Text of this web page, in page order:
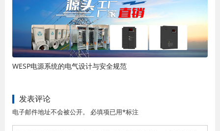
WESP电源系统的电气设计与安全规范
发表评论
电子邮件地址不会被公开。 必填项已用*标注